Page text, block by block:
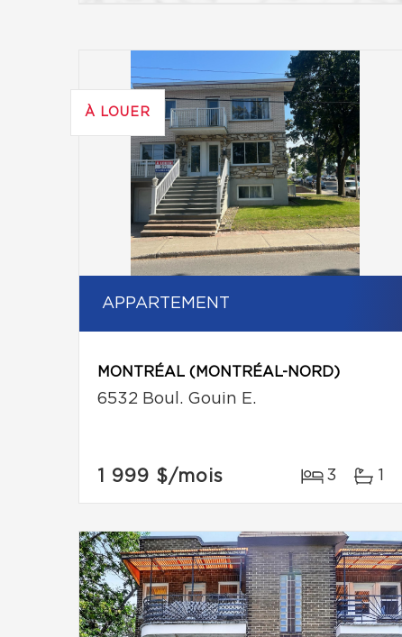
À LOUER
APPARTEMENT
MONTRÉAL (MONTRÉAL-NORD)
6532 Boul. Gouin E.
1 999 $/mois 3 1